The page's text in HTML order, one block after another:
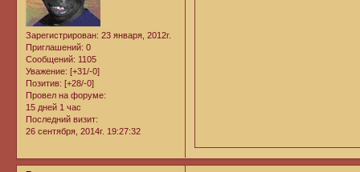
Зарегистрирован: 23 января, 2012г.
Приглашений: 0
Сообщений: 1105
Уважение: [+31/-0]
Позитив: [+28/-0]
Провел на форуме:
15 дней 1 час
Последний визит:
26 сентября, 2014г. 19:27:32